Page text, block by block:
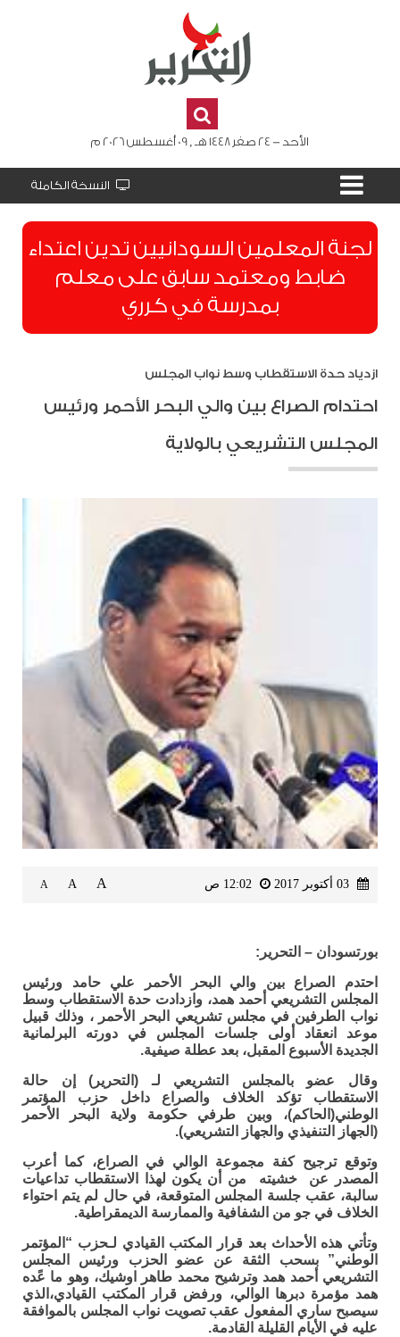
الأحد - 24 صفر 1448 هـ , 09 أغسطس 2026 م
النسخة الكاملة
لجنة المعلمين السودانيين تدين اعتداء
ضابط ومعتمد سابق على معلم
بمدرسة في كرري
ازدياد حدة الاستقطاب وسط نواب المجلس
احتدام الصراع بين والي البحر الأحمر ورئيس
المجلس التشريعي بالولاية
A
A
A
بورتسودان – التحرير:
احتدم الصراع بين والي البحر الأحمر علي حامد ورئيس
المجلس التشريعي أحمد همد، وازدادت حدة الاستقطاب وسط
نواب الطرفين في مجلس تشريعي البحر الأحمر ، وذلك قبيل
موعد انعقاد أولى جلسات المجلس في دورته البرلمانية
الجديدة الأسبوع المقبل، بعد عطلة صيفية.
وقال عضو بالمجلس التشريعي لـ (التحرير) إن حالة
الاستقطاب تؤكد الخلاف والصراع داخل حزب المؤتمر
الوطني(الحاكم)، وبين طرفي حكومة ولاية البحر الأحمر
(الجهاز التنفيذي والجهاز التشريعي).
وتوقع ترجيح كفة مجموعة الوالي في الصراع، كما أعرب
المصدر عن خشيته من أن يكون لهذا الاستقطاب تداعيات
سالبة، عقب جلسة المجلس المتوقعة، في حال لم يتم احتواء
الخلاف في جو من الشفافية والممارسة الديمقراطية.
وتأتي هذه الأحداث بعد قرار المكتب القيادي لـحزب “المؤتمر
الوطني” بسحب الثقة عن عضو الحزب ورئيس المجلس
التشريعي أحمد همد وترشيح محمد طاهر اوشيك، وهو ما عًده
همد مؤمرة دبرها الوالي، ورفض قرار المكتب القيادي،الذي
سيصبح ساري المفعول عقب تصويت نواب المجلس بالموافقة
عليه في الأيام القليلة القادمة.